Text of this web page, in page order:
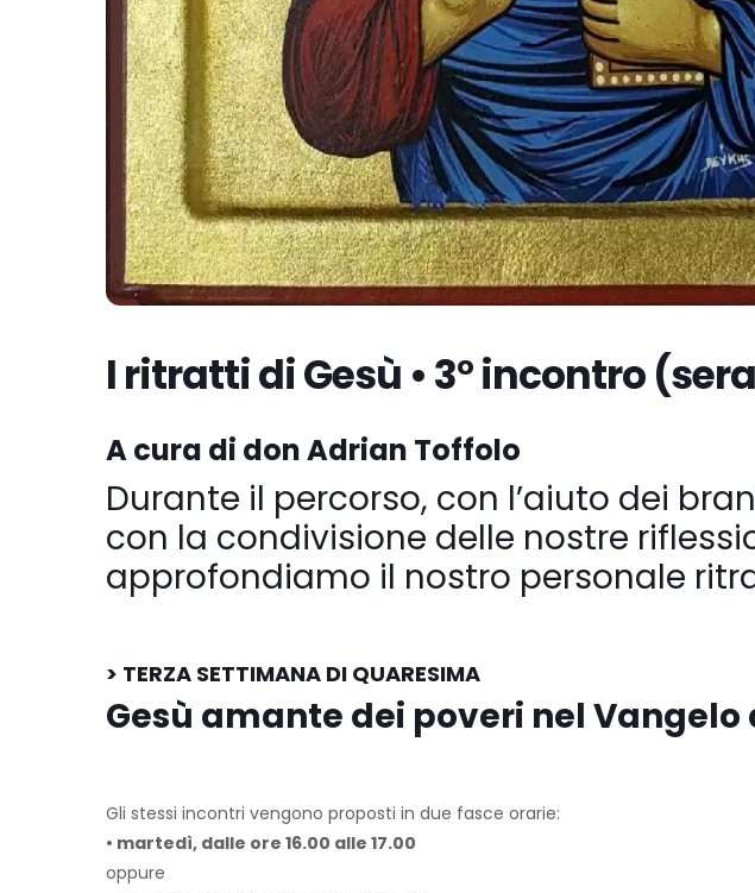
I ritratti di Gesù • 3° incontro
A cura di don Adrian Toffolo
Durante il percorso, con l’aiuto dei
con la condivisione delle nostre
approfondiamo il nostro personale
> TERZA SETTIMANA DI QUARESIMA
Gesù amante dei poveri nel Vangelo
Gli stessi incontri vengono proposti in due fasce orarie:
• martedì, dalle ore 16.00 alle 17.00
oppure